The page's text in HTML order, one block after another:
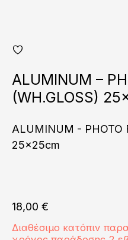
fav
ALUMINUM –
(WH.GLOSS)
ALUMINUM - PHOTO
25x25cm
18,00 €
Διαθέσιμο κατόπιν